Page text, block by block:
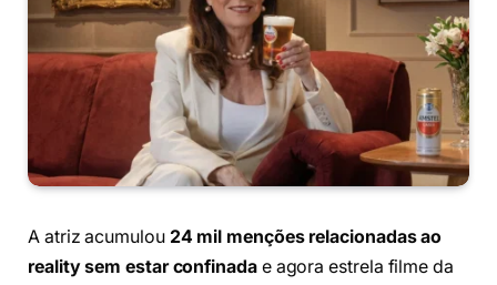
A atriz acumulou 24 mil menções relacionadas ao
reality sem estar confinadae agora estrela filme da